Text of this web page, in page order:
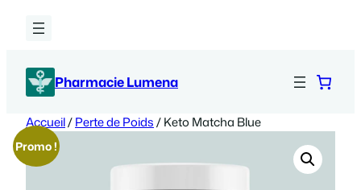
Pharmacie Lumena
Accueil/Perte de Poids/ Keto Matcha Blue
Promo !